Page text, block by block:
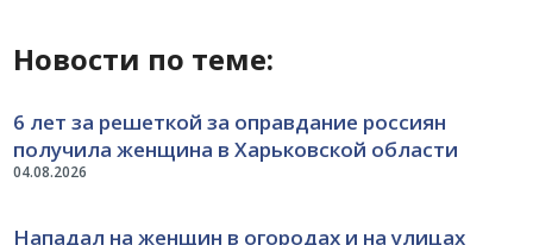
Новости по теме:
04.08.2026
6 лет за решеткой за оправдание россиян
получила женщина в Харьковской области
Нападал на женщин в огородах и на улицах